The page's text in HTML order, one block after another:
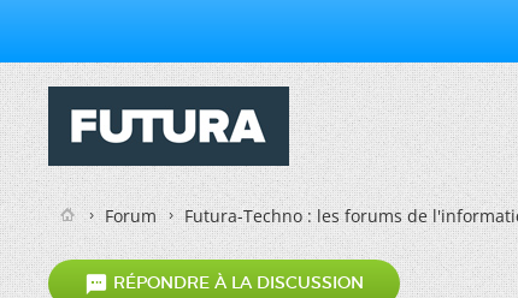
Forum Futura-Techno : les forums de
 RÉPONDRE À LA DISCUSSION